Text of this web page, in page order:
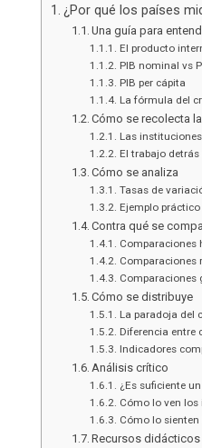
¿Por qué los países
Una guía para
El producto
PIB nominal vs
PIB per cápita
La fórmula del
Cómo se recolecta
Las
El trabajo
Cómo se analiza
Tasas de
Ejemplo práctico
Contra qué se
Comparaciones
Comparaciones
Comparaciones
Cómo se distribuye
La paradoja del
Diferencia entre
Indicadores
Análisis crítico
¿Es suficiente
Cómo lo ven
Cómo lo
Recursos didácticos